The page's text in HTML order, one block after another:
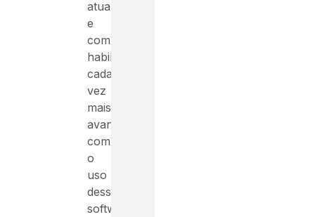
atualizado
e
com
habilidades
cada
vez
mais
avançadas
com
o
uso
desses
softwares.